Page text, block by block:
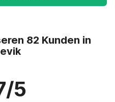
82 Kunden in
5